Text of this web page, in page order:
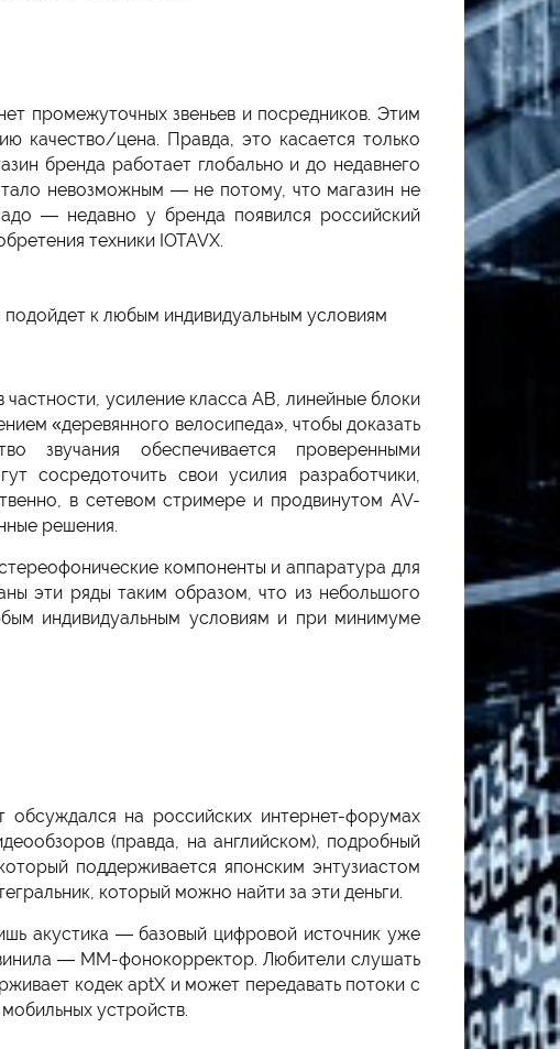
промежуточных звеньев и посредников. Этим
качество/цена. Правда, это касается только
бренда работает глобально и до недавнего
невозможным — не потому, что магазин не
— недавно у бренда появился российский
техники IOTAVX.
к любым индивидуальным условиям
усиление класса АВ, линейные блоки
«деревянного велосипеда», чтобы доказать
звучания обеспечивается проверенными
сосредоточить свои усилия разработчики,
в сетевом стримере и продвинутом AV-
решения.
компоненты и аппаратура для
эти ряды таким образом, что из небольшого
индивидуальным условиям и при минимуме
обсуждался на российских интернет-форумах
(правда, на английском), подробный
поддерживается японским энтузиастом
который можно найти за эти деньги.
акустика — базовый цифровой источник уже
— MM-фонокорректор. Любители слушать
кодек aptX и может передавать потоки с
устройств.